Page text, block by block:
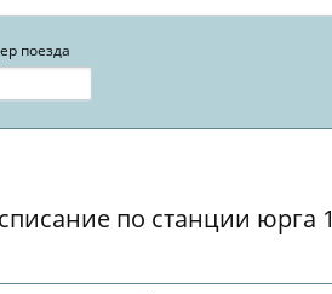
поезда
по станции юрга 1